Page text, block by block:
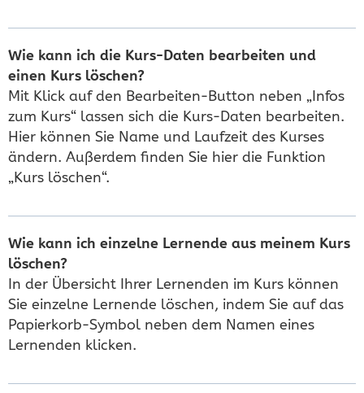
Wie kann ich die Kurs-Daten bearbeiten und
einen Kurs löschen?
Mit Klick auf den Bearbeiten-Button neben „Infos
zum Kurs“ lassen sich die Kurs-Daten bearbeiten.
Hier können Sie Name und Laufzeit des Kurses
ändern. Außerdem finden Sie hier die Funktion
„Kurs löschen“.
Wie kann ich einzelne Lernende aus meinem Kurs
löschen?
In der Übersicht Ihrer Lernenden im Kurs können
Sie einzelne Lernende löschen, indem Sie auf das
Papierkorb-Symbol neben dem Namen eines
Lernenden klicken.